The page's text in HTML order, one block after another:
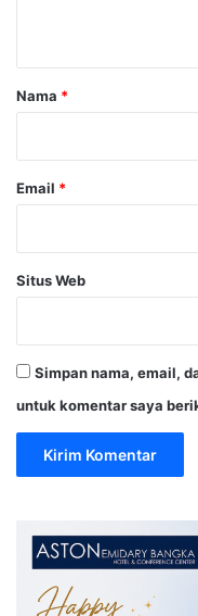
rNama *
Email *
Situs Web
Simpan nama, email,
untuk komentar saya